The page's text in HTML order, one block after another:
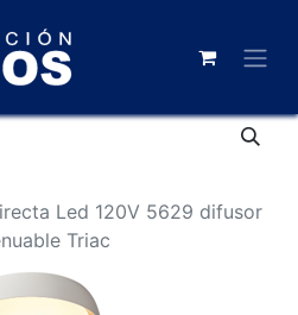
Led 120V 5629 difusor
Triac